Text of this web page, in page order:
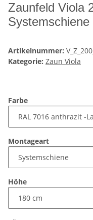
Zaunfeld Viola
Systemschiene
Artikelnummer:
Kategorie: Zaun Viola
Farbe
Montageart
Höhe